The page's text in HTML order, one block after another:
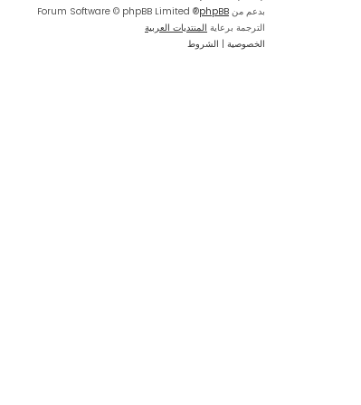
بدعم من phpBB
® Forum Software © phpBB Limited
الترجمة برعاية المنتديات العربية
الخصوصية | الشروط